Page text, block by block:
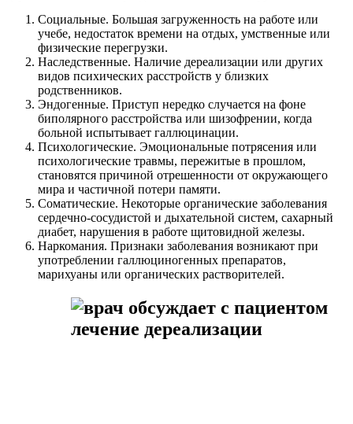
Социальные. Большая загруженность на работе или
учебе, недостаток времени на отдых, умственные или
физические перегрузки.
Наследственные. Наличие дереализации или других
видов психических расстройств у близких
родственников.
Эндогенные. Приступ нередко случается на фоне
биполярного расстройства или шизофрении, когда
больной испытывает галлюцинации.
Психологические. Эмоциональные потрясения или
психологические травмы, пережитые в прошлом,
становятся причиной отрешенности от окружающего
мира и частичной потери памяти.
Соматические. Некоторые органические заболевания
сердечно-сосудистой и дыхательной систем, сахарный
диабет, нарушения в работе щитовидной железы.
Наркомания. Признаки заболевания возникают при
употреблении галлюциногенных препаратов,
марихуаны или органических растворителей.